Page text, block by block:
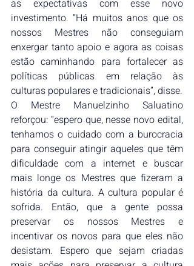
as expectativas com esse novo
investimento. “Há muitos anos que os
nossos Mestres não conseguiam
enxergar tanto apoio e agora as coisas
estão caminhando para fortalecer as
políticas públicas em relação às
culturas populares e tradicionais”, disse.
O Mestre Manuelzinho Saluatino
reforçou: “espero que, nesse novo edital,
tenhamos o cuidado com a burocracia
para conseguir atingir aqueles que têm
dificuldade com a internet e buscar
mais longe os Mestres que fizeram a
história da cultura. A cultura popular é
sofrida. Então, que a gente possa
preservar os nossos Mestres e
incentivar os novos para que eles não
desistam. Espero que sejam criadas